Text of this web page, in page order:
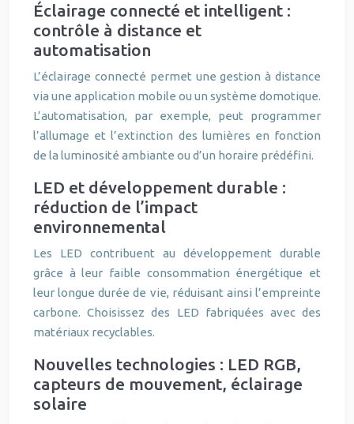
Éclairage connecté et intelligent :
contrôle à distance et
automatisation
L’éclairage connecté permet une gestion à distance
via une application mobile ou un système domotique.
L’automatisation, par exemple, peut programmer
l’allumage et l’extinction des lumières en fonction
de la luminosité ambiante ou d’un horaire prédéfini.
LED et développement durable :
réduction de l’impact
environnemental
Les LED contribuent au développement durable
grâce à leur faible consommation énergétique et
leur longue durée de vie, réduisant ainsi l’empreinte
carbone. Choisissez des LED fabriquées avec des
matériaux recyclables.
Nouvelles technologies : LED RGB,
capteurs de mouvement, éclairage
solaire